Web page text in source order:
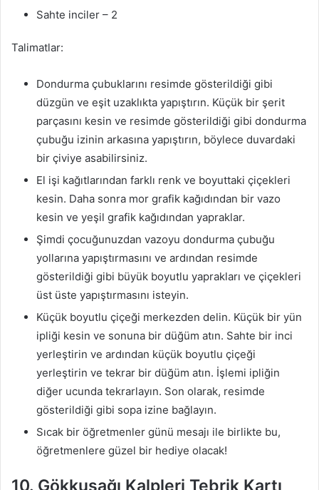
Sahte inciler – 2
Talimatlar:
Dondurma çubuklarını resimde gösterildiği gibi
düzgün ve eşit uzaklıkta yapıştırın. Küçük bir şerit
parçasını kesin ve resimde gösterildiği gibi dondurma
çubuğu izinin arkasına yapıştırın, böylece duvardaki
bir çiviye asabilirsiniz.
El işi kağıtlarından farklı renk ve boyuttaki çiçekleri
kesin. Daha sonra mor grafik kağıdından bir vazo
kesin ve yeşil grafik kağıdından yapraklar.
Şimdi çocuğunuzdan vazoyu dondurma çubuğu
yollarına yapıştırmasını ve ardından resimde
gösterildiği gibi büyük boyutlu yaprakları ve çiçekleri
üst üste yapıştırmasını isteyin.
Küçük boyutlu çiçeği merkezden delin. Küçük bir yün
ipliği kesin ve sonuna bir düğüm atın. Sahte bir inci
yerleştirin ve ardından küçük boyutlu çiçeği
yerleştirin ve tekrar bir düğüm atın. İşlemi ipliğin
diğer ucunda tekrarlayın. Son olarak, resimde
gösterildiği gibi sopa izine bağlayın.
Sıcak bir öğretmenler günü mesajı ile birlikte bu,
öğretmenlere güzel bir hediye olacak!
10. Gökkuşağı Kalpleri Tebrik Kartı